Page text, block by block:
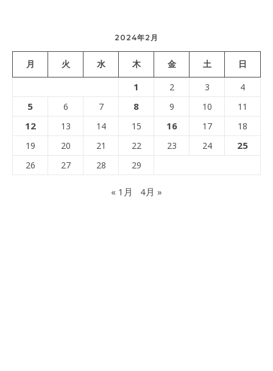
2024年2月
月 火 水 木 金 土 日
1 2 3 4
5 6 7 8 9 10 11
12 13 14 15 16 17
18
19
20 21 22 23 24 25
26 27 28 29
« 1月 4月 »